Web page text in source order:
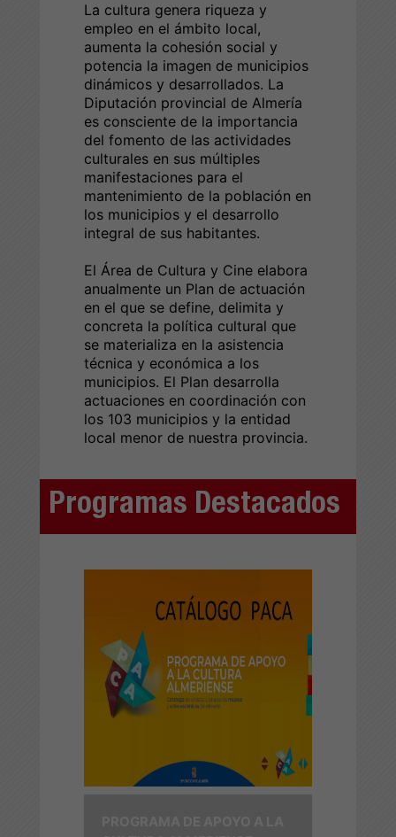
La cultura genera riqueza y
empleo en el ámbito local,
aumenta la cohesión social y
potencia la imagen de municipios
dinámicos y desarrollados. La
Diputación provincial de Almería
es consciente de la importancia
del fomento de las actividades
culturales en sus múltiples
manifestaciones para el
mantenimiento de la población en
los municipios y el desarrollo
integral de sus habitantes.
El Área de Cultura y Cine elabora
anualmente un Plan de actuación
en el que se define, delimita y
concreta la política cultural que
se materializa en la asistencia
técnica y económica a los
municipios. El Plan desarrolla
actuaciones en coordinación con
los 103 municipios y la entidad
local menor de nuestra provincia.
Programas Destacados